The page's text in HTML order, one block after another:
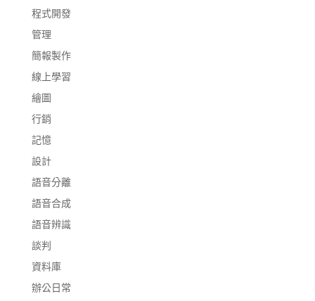
程式開發
管理
簡報製作
線上學習
繪圖
行銷
記憶
設計
語音分離
語音合成
語音辨識
談判
資料庫
辦公日常